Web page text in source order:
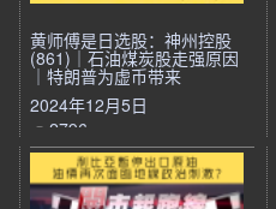
黄师傅是日选股：神州控股
(861)｜石油煤炭股走强原因
｜特朗普为虚币带来
2024年12月5日
2796